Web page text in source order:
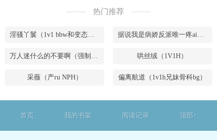
热门推荐
淫骚丫鬟（1v1 bbw和变态腹黑男） 据说我是病娇反派唯一疼ai的妹妹（兄妹骨）
万人迷什么的不要啊（强制NPH） 哄丝绒（1V1H）
采薇（产ru NPH） 偏离航道（1v1h兄妹骨科bg）
首页 我的书架 阅读记录 顶部↑